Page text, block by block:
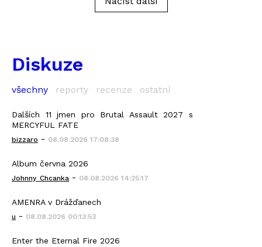
Diskuze
všechny reporty recenze ostatní
Dalších 11 jmen pro Brutal Assault 2027 s
MERCYFUL FATE
bizzaro - 08.08.2026 17:08:38
Album června 2026
Johnny_Chcanka - 08.08.2026 14:25:17
AMENRA v Drážďanech
u - 08.08.2026 00:13:53
Enter the Eternal Fire 2026